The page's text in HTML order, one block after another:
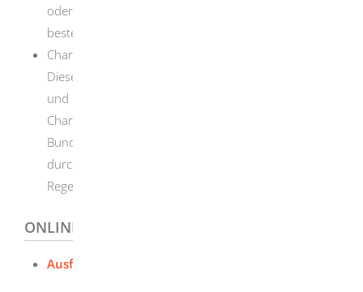
oder mehrere Produkte im Ausfuhrland Zulassungen
bestehen.
Chargenzertifikate für pharmazeutische Produkte:
Dieses Zertifikat wird normalerweise vom Hersteller
und nur ausnahmsweise – wenn staatliche
Chargenprüfungen durchgeführt werden – von der
Bundesbehörde ausgestellt, die die Chargenprüfung
durchführt. Diese Zertifikate sind daher nicht
Regelungsgegenstand dieser Verfahrensanweisung.
ONLINEANTRAG UND FORMULARE
Ausfuhr von Arzneimitteln